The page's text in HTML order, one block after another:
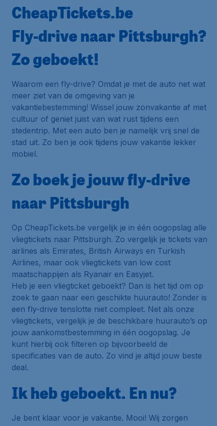
CheapTickets.be
Fly-drive naar Pittsburgh?
Zo geboekt!
Waarom een fly-drive? Omdat je met de auto net wat
meer ziet van de omgeving van je
vakantiebestemming! Wissel jouw zonvakantie af met
cultuur of geniet juist van wat rust tijdens een
stedentrip. Met een auto ben je namelijk vrij snel de
stad uit. Zo ben je ook tijdens jouw vakantie lekker
mobiel.
Zo boek je jouw fly-drive
naar Pittsburgh
Op CheapTickets.be vergelijk je in één oogopslag alle
vliegtickets naar Pittsburgh. Zo vergelijk je tickets van
airlines als Emirates, British Airways en Turkish
Airlines, maar ook vliegtickets van low cost
maatschappijen als Ryanair en Easyjet.
Heb je een vliegticket geboekt? Dan is het tijd om op
zoek te gaan naar een geschikte huurauto! Zonder is
een fly-drive tenslotte niet compleet. Net als onze
vliegtickets, vergelijk je de beschikbare huurauto’s op
jouw aankomstbestemming in één oogopslag. Je
kunt hierbij ook filteren op bijvoorbeeld de
specificaties van de auto. Zo vind je altijd jouw beste
deal.
Ik heb geboekt. En nu?
Je bent klaar voor je vakantie. Mooi! Wij zorgen